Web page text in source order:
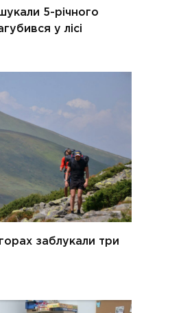
5-річного
у лісі
заблукали три